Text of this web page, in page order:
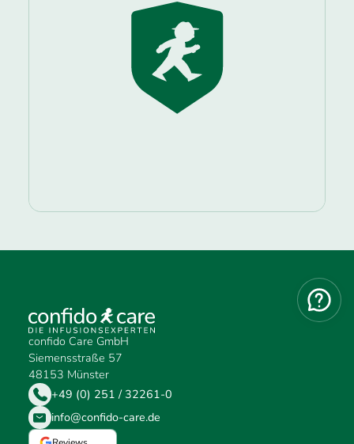
confido Care GmbH
Siemensstraße 57
48153 Münster
+49 (0) 251 / 32261-0
info@confido-care.de